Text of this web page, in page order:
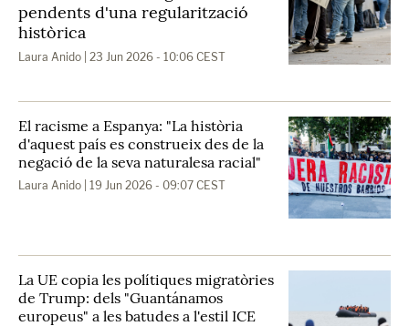
pendents d'una regularització
històrica
Laura Anido | 23 Jun 2026 - 10:06 CEST
El racisme a Espanya: "La història
d'aquest país es construeix des de la
negació de la seva naturalesa racial"
Laura Anido | 19 Jun 2026 - 09:07 CEST
La UE copia les polítiques migratòries
de Trump: dels "Guantánamos
europeus" a les batudes a l'estil ICE